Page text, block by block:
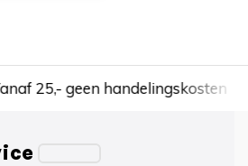
25,- geen handelingskosten